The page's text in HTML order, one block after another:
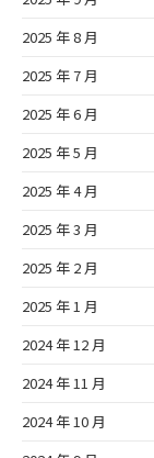
2025 年 8 月
2025 年 7 月
2025 年 6 月
2025 年 5 月
2025 年 4 月
2025 年 3 月
2025 年 2 月
2025 年 1 月
2024 年 12 月
2024 年 11 月
2024 年 10 月